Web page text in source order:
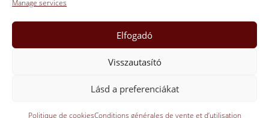
Manage services
Elfogadó
Visszautasító
Lásd a preferenciákat
Politique de cookiesConditions générales de vente et d’utilisation
Lépjen kapcsolatba velünk, hogy időpontot kérjen
+33(0)06 23 111 439
consommez avec modération.